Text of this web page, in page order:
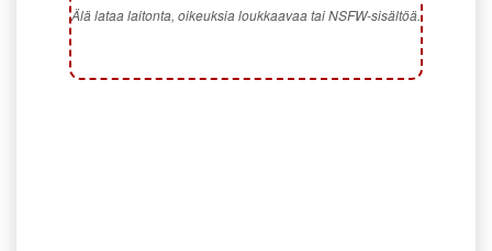
Älä lataa laitonta, oikeuksia loukkaavaa tai NSFW-sisältöä.